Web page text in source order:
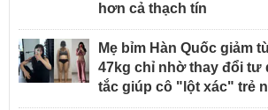
hơn cả thạch tín
Mẹ bỉm Hàn Quốc giảm
47kg chỉ nhờ thay đổi tư
tắc giúp cô "lột xác" trẻ